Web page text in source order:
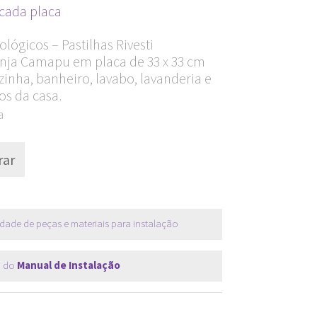
35,90.
cada placa
– Pastilhas Rivesti
Camapu em placa de 33 x 33 cm
banheiro, lavabo, lavanderia e
da casa.
de peças e materiais para instalação
do Manual de Instalação